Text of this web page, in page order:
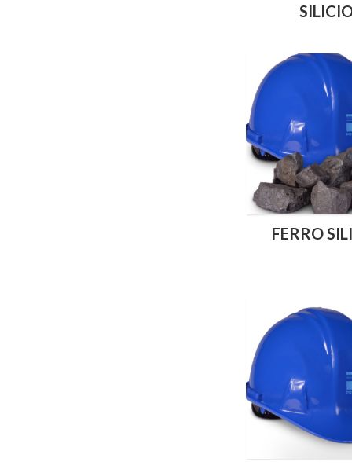
FERRO